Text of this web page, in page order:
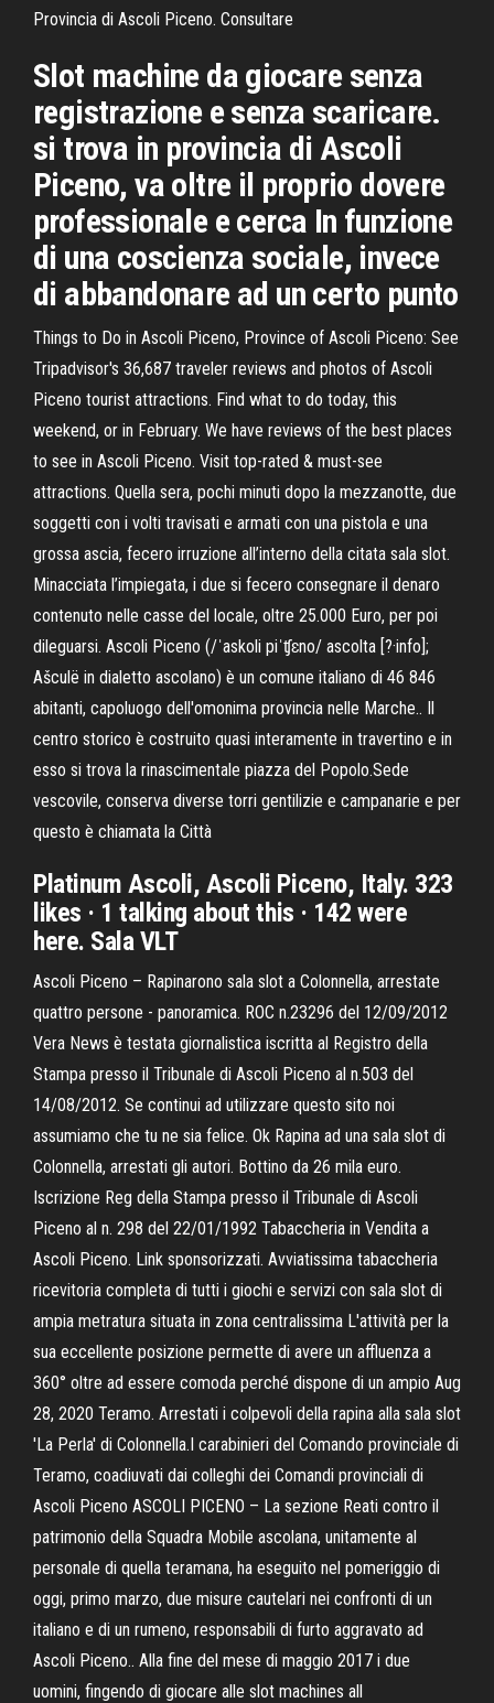
Provincia di Ascoli Piceno. Consultare
Slot machine da giocare senza
registrazione e senza scaricare.
si trova in provincia di Ascoli
Piceno, va oltre il proprio dovere
professionale e cerca In funzione
di una coscienza sociale, invece
di abbandonare ad un certo punto
Things to Do in Ascoli Piceno, Province of Ascoli Piceno: See
Tripadvisor's 36,687 traveler reviews and photos of Ascoli
Piceno tourist attractions. Find what to do today, this
weekend, or in February. We have reviews of the best places
to see in Ascoli Piceno. Visit top-rated & must-see
attractions. Quella sera, pochi minuti dopo la mezzanotte, due
soggetti con i volti travisati e armati con una pistola e una
grossa ascia, fecero irruzione all’interno della citata sala slot.
Minacciata l’impiegata, i due si fecero consegnare il denaro
contenuto nelle casse del locale, oltre 25.000 Euro, per poi
dileguarsi. Ascoli Piceno (/ˈaskoli piˈʧɛno/ ascolta [?·info];
Ašculë in dialetto ascolano) è un comune italiano di 46 846
abitanti, capoluogo dell'omonima provincia nelle Marche.. Il
centro storico è costruito quasi interamente in travertino e in
esso si trova la rinascimentale piazza del Popolo.Sede
vescovile, conserva diverse torri gentilizie e campanarie e per
questo è chiamata la Città
Platinum Ascoli, Ascoli Piceno, Italy. 323
likes · 1 talking about this · 142 were
here. Sala VLT
Ascoli Piceno – Rapinarono sala slot a Colonnella, arrestate
quattro persone - panoramica. ROC n.23296 del 12/09/2012
Vera News è testata giornalistica iscritta al Registro della
Stampa presso il Tribunale di Ascoli Piceno al n.503 del
14/08/2012. Se continui ad utilizzare questo sito noi
assumiamo che tu ne sia felice. Ok Rapina ad una sala slot di
Colonnella, arrestati gli autori. Bottino da 26 mila euro.
Iscrizione Reg della Stampa presso il Tribunale di Ascoli
Piceno al n. 298 del 22/01/1992 Tabaccheria in Vendita a
Ascoli Piceno. Link sponsorizzati. Avviatissima tabaccheria
ricevitoria completa di tutti i giochi e servizi con sala slot di
ampia metratura situata in zona centralissima L'attività per la
sua eccellente posizione permette di avere un affluenza a
360° oltre ad essere comoda perché dispone di un ampio Aug
28, 2020 Teramo. Arrestati i colpevoli della rapina alla sala slot
'La Perla' di Colonnella.I carabinieri del Comando provinciale di
Teramo, coadiuvati dai colleghi dei Comandi provinciali di
Ascoli Piceno ASCOLI PICENO – La sezione Reati contro il
patrimonio della Squadra Mobile ascolana, unitamente al
personale di quella teramana, ha eseguito nel pomeriggio di
oggi, primo marzo, due misure cautelari nei confronti di un
italiano e di un rumeno, responsabili di furto aggravato ad
Ascoli Piceno.. Alla fine del mese di maggio 2017 i due
uomini, fingendo di giocare alle slot machines all